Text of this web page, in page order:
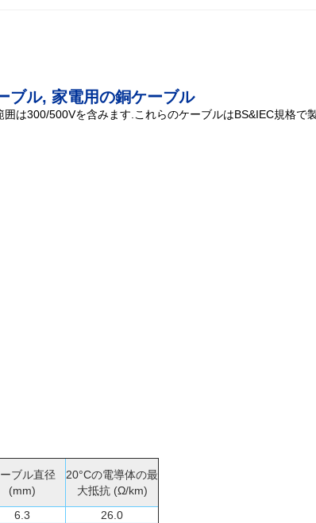
ブル, 家電用の銅ケーブル
は300/500Vを含みます.これらのケーブルはBS&IEC規格で
ブル直径
(mm)
20°Cの電導体の最
大抵抗 (Ω/km)
6.3
26.0